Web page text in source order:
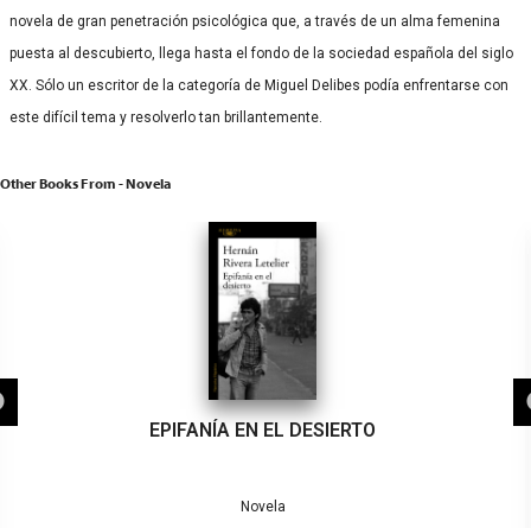
novela de gran penetración psicológica que, a través de un alma femenina
puesta al descubierto, llega hasta el fondo de la sociedad española del siglo
XX. Sólo un escritor de la categoría de Miguel Delibes podía enfrentarse con
este difícil tema y resolverlo tan brillantemente.
Other Books From - Novela
EPIFANÍA EN EL DESIERTO
Novela